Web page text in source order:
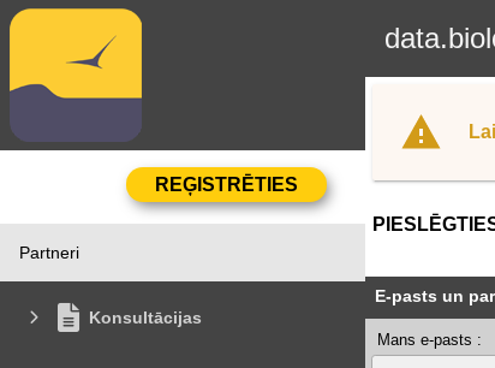
Partneri
Konsultācijas
E-pasts un
Mans e-pasts :